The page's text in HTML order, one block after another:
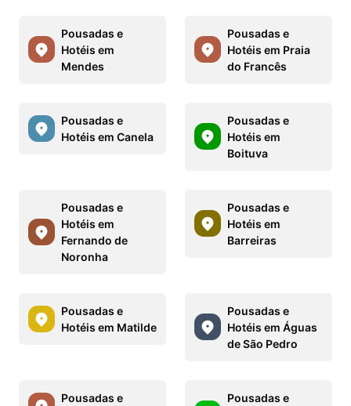
Pousadas e
Hotéis em
Mendes
Pousadas e
Hotéis em Praia
do Francês
Pousadas e
Hotéis em Canela
Pousadas e
Hotéis em
Boituva
Pousadas e
Hotéis em
Fernando de
Noronha
Pousadas e
Hotéis em
Barreiras
Pousadas e
Hotéis em Matilde
Pousadas e
Hotéis em Águas
de São Pedro
Pousadas e
Pousadas e